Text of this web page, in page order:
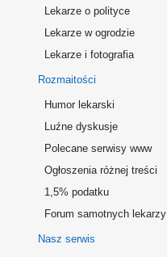
Lekarze o polityce
Lekarze w ogrodzie
Lekarze i fotografia
Rozmaitości
Humor lekarski
Luźne dyskusje
Polecane serwisy www
Ogłoszenia różnej treści
1,5% podatku
Forum samotnych lekarzy
Nasz serwis